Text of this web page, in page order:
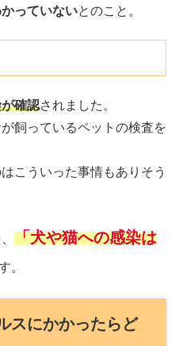
っていないとのこと。
確認されました。
飼っているペットの検査を
こういった事情もありそう
「犬や猫への感染は
。
スにかかったらど